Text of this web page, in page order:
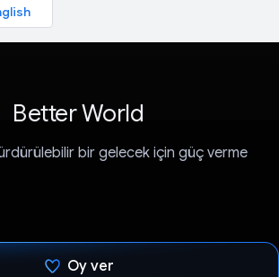
Better World
bir gelecek için güç verme
Oy ver